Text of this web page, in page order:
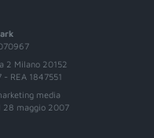
2 Milano 20152
REA 1847551
media
28 maggio 2007